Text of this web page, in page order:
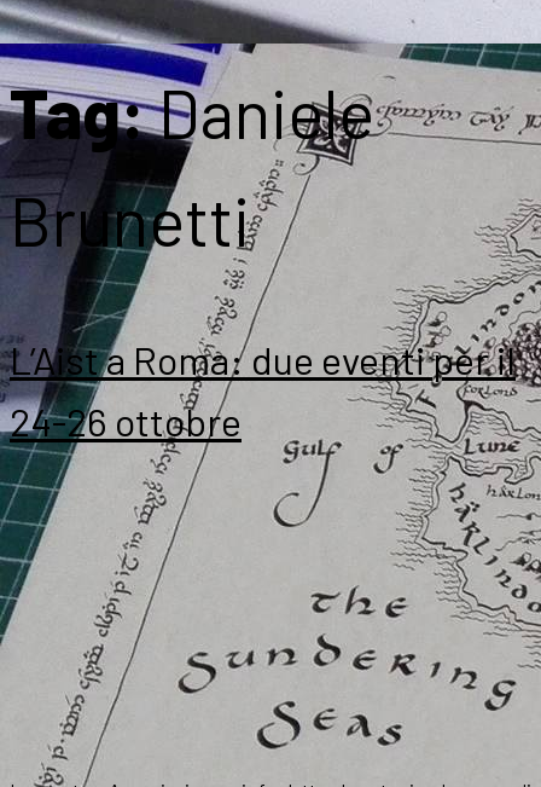
Tag:Daniele
Brunetti
L’Aist a Roma: due eventi per il
24-26 ottobre